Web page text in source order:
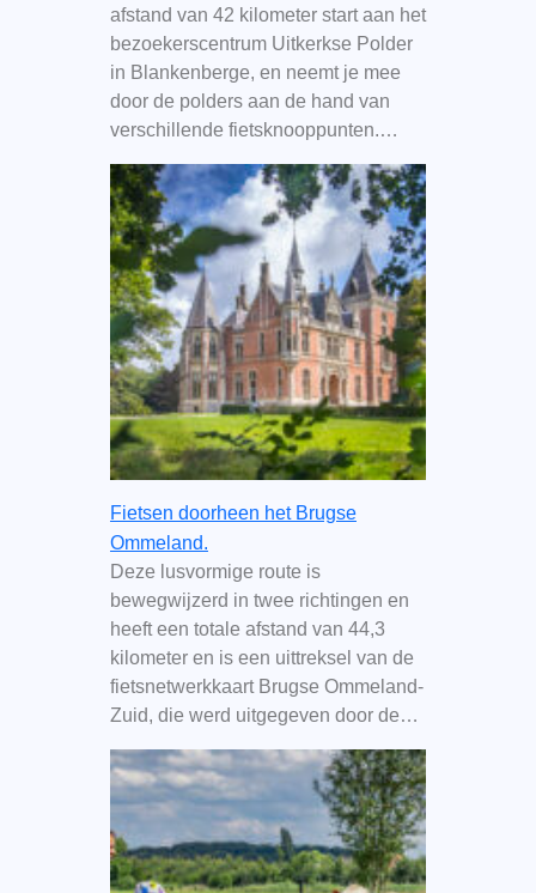
afstand van 42 kilometer start aan het
bezoekerscentrum Uitkerkse Polder
in Blankenberge, en neemt je mee
door de polders aan de hand van
verschillende fietsknooppunten.…
Fietsen doorheen het Brugse
Ommeland.
Deze lusvormige route is
bewegwijzerd in twee richtingen en
heeft een totale afstand van 44,3
kilometer en is een uittreksel van de
fietsnetwerkkaart Brugse Ommeland-
Zuid, die werd uitgegeven door de…